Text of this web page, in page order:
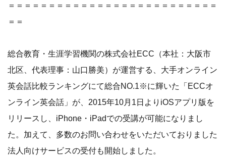
＝＝＝＝＝＝＝＝＝＝＝＝＝＝＝＝＝＝＝＝＝＝＝＝＝＝
＝＝
総合教育・生涯学習機関の株式会社ECC（本社：大阪市
北区、代表理事：山口勝美）が運営する、大手オンライン
英会話比較ランキングにて総合NO.1※に輝いた「ECCオ
ンライン英会話」が、2015年10月1日よりiOSアプリ版を
リリースし、iPhone・iPadでの受講が可能になりまし
た。加えて、多数のお問い合わせをいただいておりました
法人向けサービスの受付も開始しました。